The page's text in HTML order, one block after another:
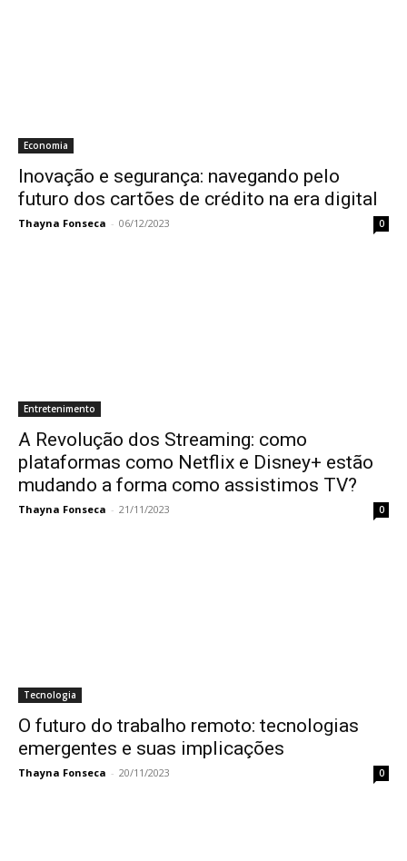
Economia
Inovação e segurança: navegando pelo
futuro dos cartões de crédito na era digital
Thayna Fonseca - 06/12/2023 0
Entretenimento
A Revolução dos Streaming: como
plataformas como Netflix e Disney+ estão
mudando a forma como assistimos TV?
Thayna Fonseca - 21/11/2023 0
Tecnologia
O futuro do trabalho remoto: tecnologias
emergentes e suas implicações
Thayna Fonseca - 20/11/2023 0